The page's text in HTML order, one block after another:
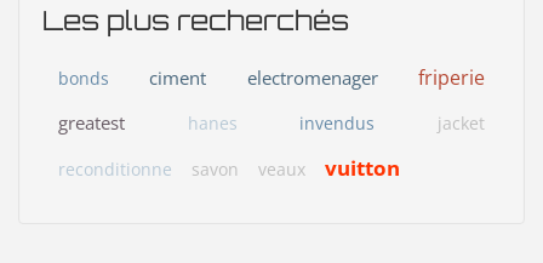
Les plus recherchés
bonds ciment electromenager friperie
greatest hanes invendus
jacket
reconditionne
savon veaux vuitton